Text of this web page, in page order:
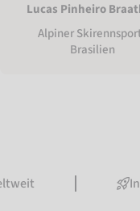
Lucas Pinheiro
Alpiner
Brasilien